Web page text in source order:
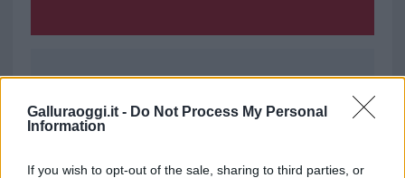
Galluraoggi.it - Do Not Process My Personal
Information
If you wish to opt-out of the sale, sharing to third parties, or